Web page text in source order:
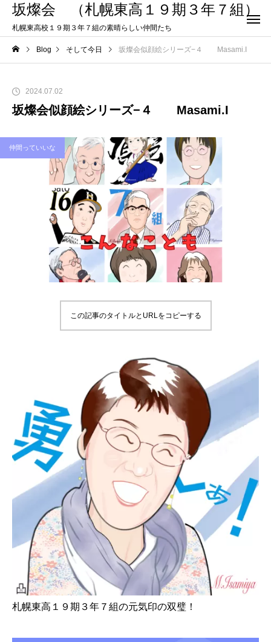
坂燦会 （札幌東高１９期３年７組）
札幌東高校１９期３年７組の素晴らしい仲間たち
Blog そして今日 坂燦会似顔絵シリーズ−４ Masami.I
2024.07.02
坂燦会似顔絵シリーズ−４ Masami.I
仲間っていいな
この記事のタイトルとURLをコピーする
札幌東高１９期３年７組の元気印の双璧！